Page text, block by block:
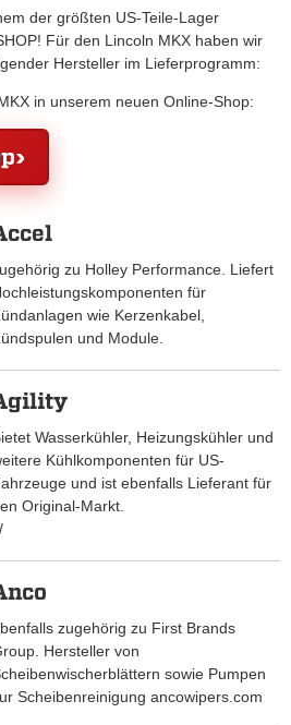
der größten US-Teile-Lager
Für den Lincoln MKX haben wir
Hersteller im Lieferprogramm:
in unserem neuen Online-Shop:
zu Holley Performance. Liefert
für
wie Kerzenkabel,
und Module.
Wasserkühler, Heizungskühler und
Kühlkomponenten für US-
und ist ebenfalls Lieferant für
Original-Markt.
zugehörig zu First Brands
Hersteller von
sowie Pumpen
Scheibenreinigung ancowipers.com